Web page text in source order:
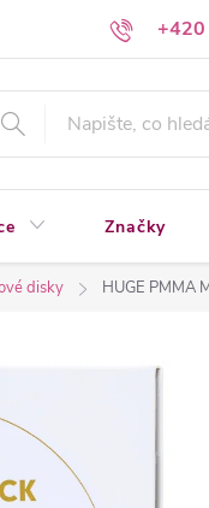
a nenacházíte?
Značky
disky HUGE PMMA